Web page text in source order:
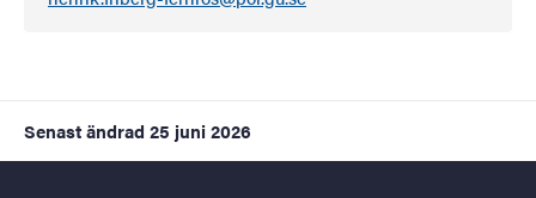
Senast ändrad 25 juni 2026